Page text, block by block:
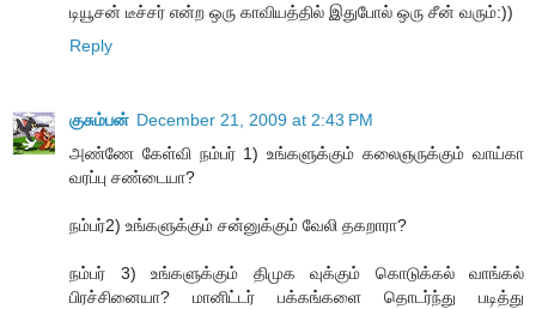
டியூசன் டீச்சர் என்ற ஒரு காவியத்தில் இதுபோல் ஒரு சீன் வரும்:))
Reply
குசும்பன் December 21, 2009 at 2:43 PM
அண்ணே கேள்வி நம்பர் 1) உங்களுக்கும் கலைஞருக்கும் வாய்கா
வரப்பு சண்டையா?
நம்பர்2) உங்களுக்கும் சன்னுக்கும் வேலி தகறாரா?
நம்பர் 3) உங்களுக்கும் திமுக வுக்கும் கொடுக்கல் வாங்கல்
பிரச்சினையா? மானிட்டர் பக்கங்களை தொடர்ந்து படித்து